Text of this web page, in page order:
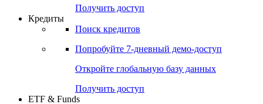
Получить доступ
Кредиты
Поиск кредитов
Попробуйте 7-дневный демо-доступ
Откройте глобальную базу данных
Получить доступ
ETF & Funds